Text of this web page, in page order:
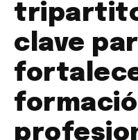
clave